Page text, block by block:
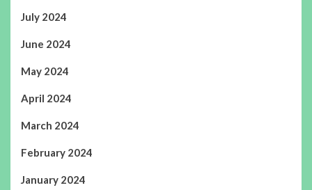
July 2024
June 2024
May 2024
April 2024
March 2024
February 2024
January 2024